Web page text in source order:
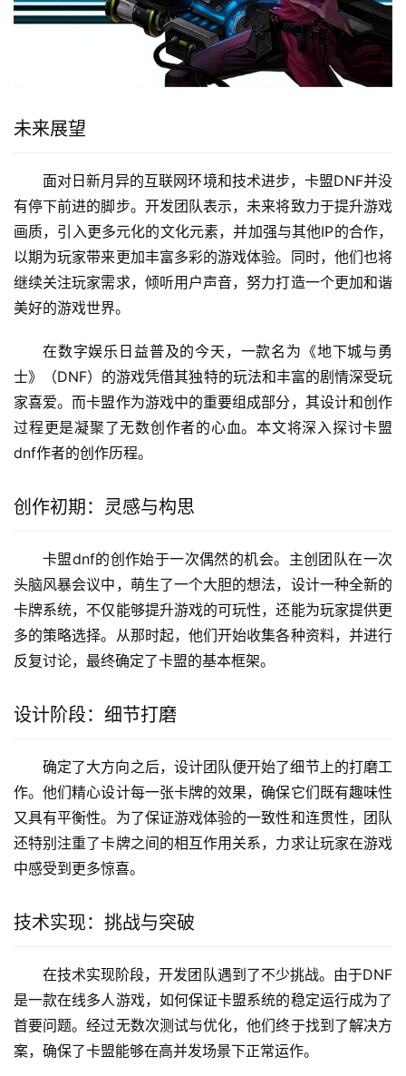
未来展望
面对日新月异的互联网环境和技术进步，卡盟DNF并没
有停下前进的脚步。开发团队表示，未来将致力于提升游戏
画质，引入更多元化的文化元素，并加强与其他IP的合作，
以期为玩家带来更加丰富多彩的游戏体验。同时，他们也将
继续关注玩家需求，倾听用户声音，努力打造一个更加和谐
美好的游戏世界。
在数字娱乐日益普及的今天，一款名为《地下城与勇
士》（DNF）的游戏凭借其独特的玩法和丰富的剧情深受玩
家喜爱。而卡盟作为游戏中的重要组成部分，其设计和创作
过程更是凝聚了无数创作者的心血。本文将深入探讨卡盟
dnf作者的创作历程。
创作初期：灵感与构思
卡盟dnf的创作始于一次偶然的机会。主创团队在一次
头脑风暴会议中，萌生了一个大胆的想法，设计一种全新的
卡牌系统，不仅能够提升游戏的可玩性，还能为玩家提供更
多的策略选择。从那时起，他们开始收集各种资料，并进行
反复讨论，最终确定了卡盟的基本框架。
设计阶段：细节打磨
确定了大方向之后，设计团队便开始了细节上的打磨工
作。他们精心设计每一张卡牌的效果，确保它们既有趣味性
又具有平衡性。为了保证游戏体验的一致性和连贯性，团队
还特别注重了卡牌之间的相互作用关系，力求让玩家在游戏
中感受到更多惊喜。
技术实现：挑战与突破
在技术实现阶段，开发团队遇到了不少挑战。由于DNF
是一款在线多人游戏，如何保证卡盟系统的稳定运行成为了
首要问题。经过无数次测试与优化，他们终于找到了解决方
案，确保了卡盟能够在高并发场景下正常运作。